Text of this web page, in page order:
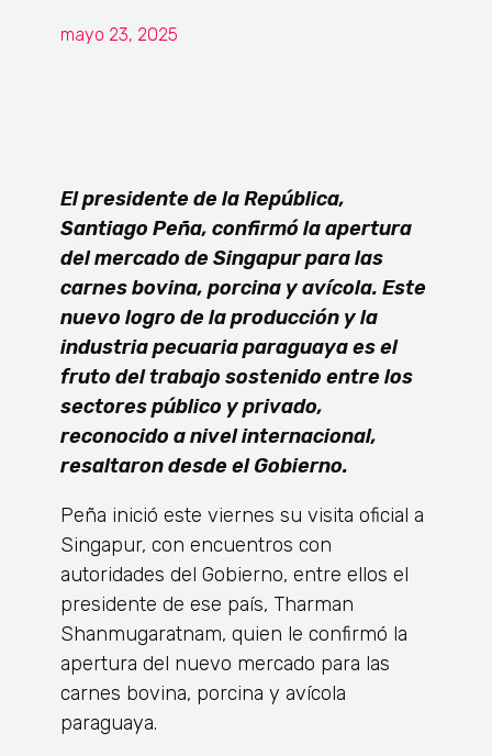
mayo 23, 2025
El presidente de la República,
Santiago Peña, confirmó la apertura
del mercado de Singapur para las
carnes bovina, porcina y avícola. Este
nuevo logro de la producción y la
industria pecuaria paraguaya es el
fruto del trabajo sostenido entre los
sectores público y privado,
reconocido a nivel internacional,
resaltaron desde el Gobierno.
Peña inició este viernes su visita oficial a
Singapur, con encuentros con
autoridades del Gobierno, entre ellos el
presidente de ese país, Tharman
Shanmugaratnam, quien le confirmó la
apertura del nuevo mercado para las
carnes bovina, porcina y avícola
paraguaya.